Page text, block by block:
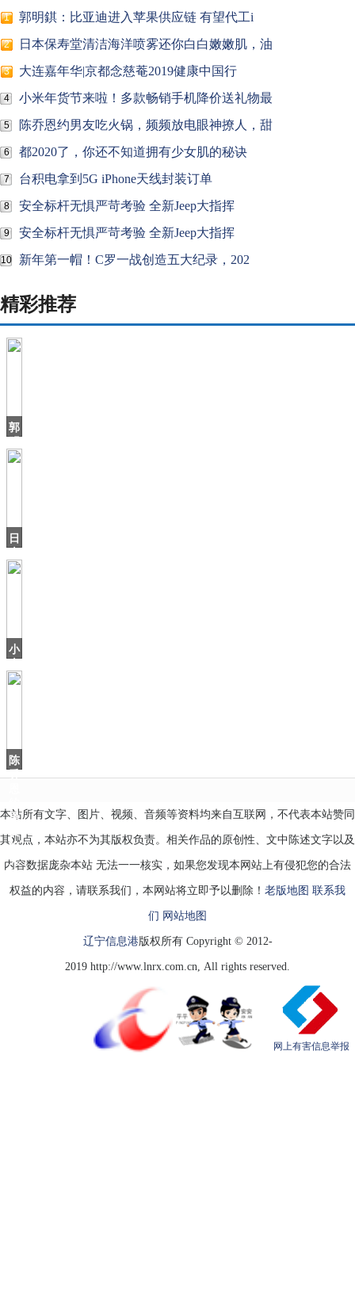
1 郭明錤：比亚迪进入苹果供应链 有望代工i
2 日本保寿堂清洁海洋喷雾还你白白嫩嫩肌，油
3 大连嘉年华|京都念慈菴2019健康中国行
4 小米年货节来啦！多款畅销手机降价送礼物最
5 陈乔恩约男友吃火锅，频频放电眼神撩人，甜
6 都2020了，你还不知道拥有少女肌的秘诀
7 台积电拿到5G iPhone天线封装订单
8 安全标杆无惧严苛考验 全新Jeep大指挥
9 安全标杆无惧严苛考验 全新Jeep大指挥
10 新年第一帽！C罗一战创造五大纪录，202
精彩推荐
郭
錤：
入
苹
日
保
海
洋
小
年
多
款
陈
乔
男
友
吃
火
本站所有文字、图片、视频、音频等资料均来自互联网，不代表本站赞同
其观点，本站亦不为其版权负责。相关作品的原创性、文中陈述文字以及
内容数据庞杂本站 无法一一核实，如果您发现本网站上有侵犯您的合法
权益的内容，请联系我们，本网站将立即予以删除！ 老版地图 联系我
们 网站地图
辽宁信息港版权所有 Copyright © 2012-
2019 http://www.lnrx.com.cn, All rights reserved.
网上有害信息举报